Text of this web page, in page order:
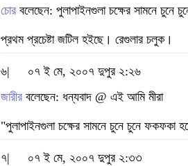
চোর বলেছেন: পুলাপাইনগুলা চক্ষের সামনে চুনে
প্রথম প্রচেষ্টা জটিল হইছে। রেগুলার চলুক।
৬|
০৭ ই মে, ২০০৭ দুপুর ২:২৬
জারীর বলেছেন: ধন্যবাদ @ এই আমি মীরা
"পুলাপাইনগুলা চক্ষের সামনে চুনে চুনে ফকফকা
৭|
০৭ ই মে, ২০০৭ দুপুর ২:৩৩